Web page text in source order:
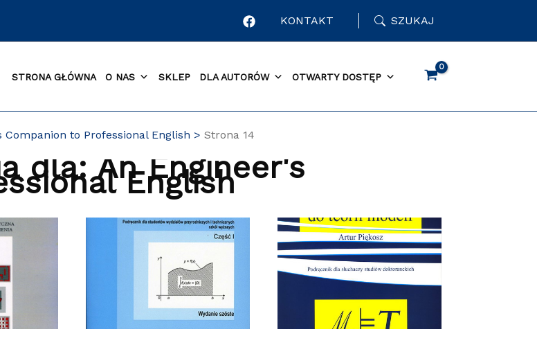
KONTAKT SZUKAJ
STRONA GŁÓWNA O NAS SKLEP DLA AUTORÓW OTWARTY DOSTĘP
to Professional English Strona 14
dla:An Engineer's
English